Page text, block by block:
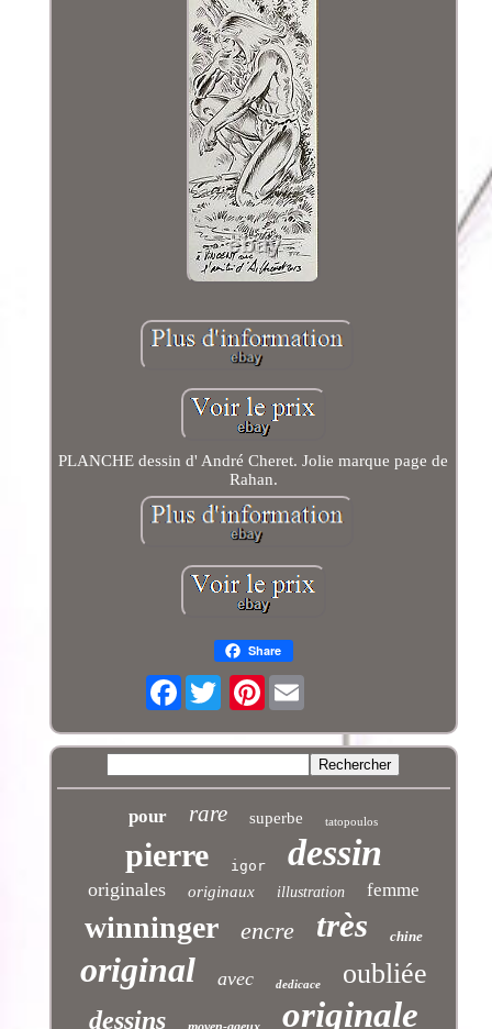
PLANCHE dessin d' André Cheret. Jolie marque page de
Rahan.
Share
Facebook Pinterest
pour rare superbe tatopoulos
pierre igor dessin
originales originaux illustration femme
winninger encre très chine
original avec dedicace oubliée
dessins originale